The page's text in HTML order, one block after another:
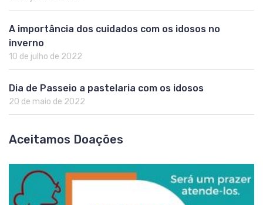
A importância dos cuidados com os idosos no
inverno
10 de julho de 2022
Dia de Passeio a pastelaria com os idosos
20 de maio de 2022
Aceitamos Doações